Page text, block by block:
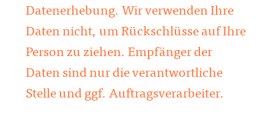
Datenerhebung. Wir verwenden Ihre
Daten nicht, um Rückschlüsse auf Ihre
Person zu ziehen. Empfänger der
Daten sind nur die verantwortliche
Stelle und ggf. Auftragsverarbeiter.